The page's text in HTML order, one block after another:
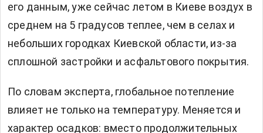
его данным, уже сейчас летом в Киеве воздух в
среднем на 5 градусов теплее, чем в селах и
небольших городках Киевской области, из-за
сплошной застройки и асфальтового покрытия.
По словам эксперта, глобальное потепление
влияет не только на температуру. Меняется и
характер осадков: вместо продолжительных